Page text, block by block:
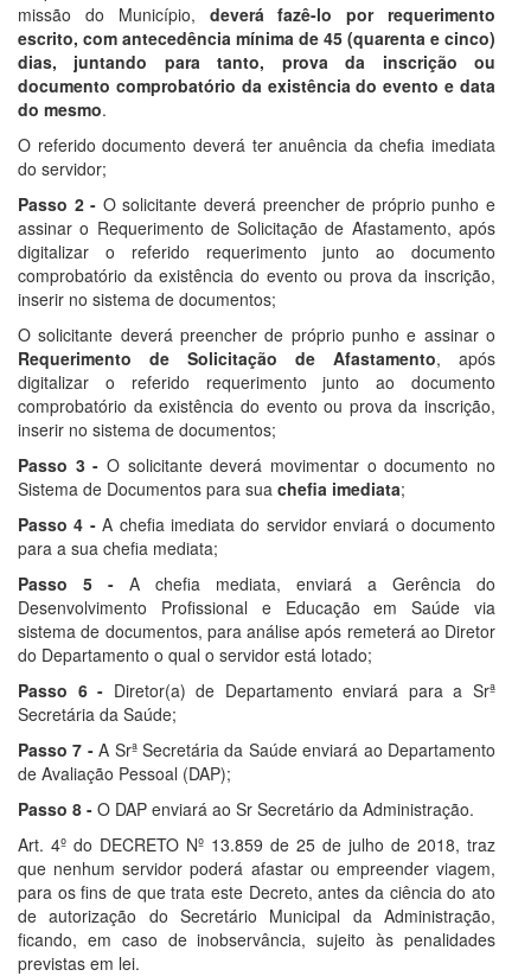
missão do Município, deverá fazê-lo por requerimento
escrito, com antecedência mínima de 45 (quarenta e cinco)
dias, juntando para tanto, prova da inscrição ou
documento comprobatório da existência do evento e data
do mesmo.
O referido documento deverá ter anuência da chefia imediata
do servidor;
Passo 2 - O solicitante deverá preencher de próprio punho e
assinar o Requerimento de Solicitação de Afastamento, após
digitalizar o referido requerimento junto ao documento
comprobatório da existência do evento ou prova da inscrição,
inserir no sistema de documentos;
O solicitante deverá preencher de próprio punho e assinar o
Requerimento de Solicitação de Afastamento, após
digitalizar o referido requerimento junto ao documento
comprobatório da existência do evento ou prova da inscrição,
inserir no sistema de documentos;
Passo 3 - O solicitante deverá movimentar o documento no
Sistema de Documentos para sua chefia imediata;
Passo 4 -A chefia imediata do servidor enviará o documento
para a sua chefia mediata;
Passo 5 - A chefia mediata, enviará a Gerência do
Desenvolvimento Profissional e Educação em Saúde via
sistema de documentos, para análise após remeterá ao Diretor
do Departamento o qual o servidor está lotado;
Passo 6 - Diretor(a) de Departamento enviará para a Srª
Secretária da Saúde;
Passo 7 -A Srª Secretária da Saúde enviará ao Departamento
de Avaliação Pessoal (DAP);
Passo 8 - O DAP enviará ao Sr Secretário da Administração.
Art. 4º do DECRETO Nº 13.859 de 25 de julho de 2018, traz
que nenhum servidor poderá afastar ou empreender viagem,
para os fins de que trata este Decreto, antes da ciência do ato
de autorização do Secretário Municipal da Administração,
ficando, em caso de inobservância, sujeito às penalidades
previstas em lei.